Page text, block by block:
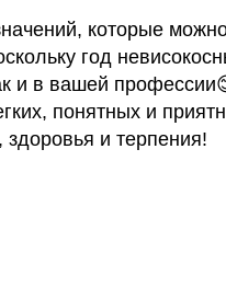
которые
год
и в вашей
понятных и
и терпения!